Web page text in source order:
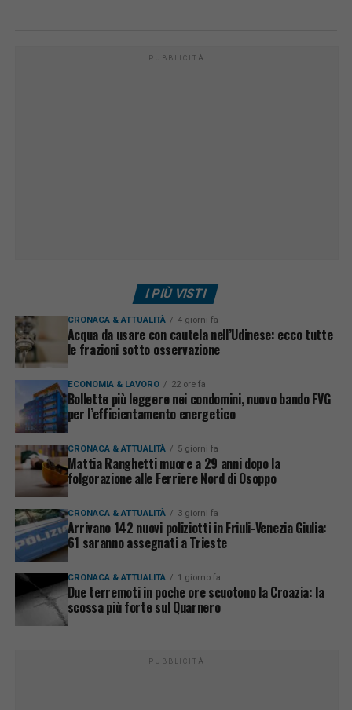
PUBBLICITÀ
I PIÙ VISTI
CRONACA & ATTUALITÀ 4 giorni fa
Acqua da usare con cautela nell’Udinese: ecco tutte
le frazioni sotto osservazione
ECONOMIA & LAVORO 22 ore fa
Bollette più leggere nei condomini, nuovo bando FVG
per l’efficientamento energetico
CRONACA & ATTUALITÀ 5 giorni fa
Mattia Ranghetti muore a 29 anni dopo la
folgorazione alle Ferriere Nord di Osoppo
CRONACA & ATTUALITÀ 3 giorni fa
Arrivano 142 nuovi poliziotti in Friuli-Venezia Giulia:
61 saranno assegnati a Trieste
CRONACA & ATTUALITÀ 1 giorno fa
Due terremoti in poche ore scuotono la Croazia: la
scossa più forte sul Quarnero
PUBBLICITÀ